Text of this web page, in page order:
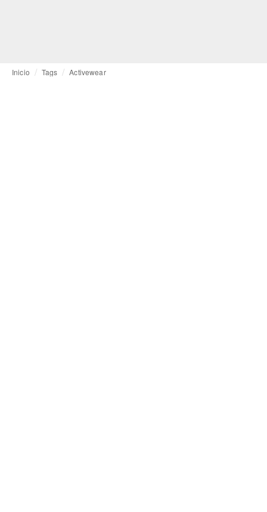
Inicio Tags Activewear